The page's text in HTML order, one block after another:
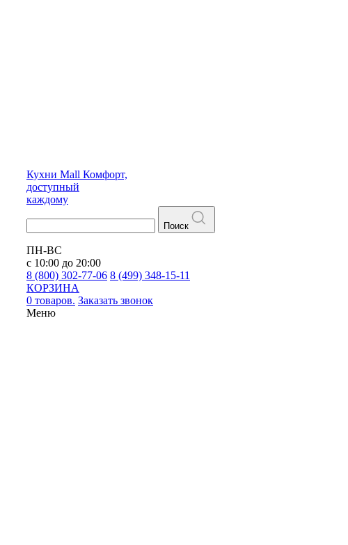
Кухни Mall Комфорт,
доступный
каждому
Поиск
ПН-ВС
с 10:00 до 20:00
8 (800) 302-77-06 8 (499) 348-15-11
КОРЗИНА
0 товаров. Заказать звонок
Меню